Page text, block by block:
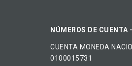
NÚMEROS DE
CUENTA MONEDA
0100015731